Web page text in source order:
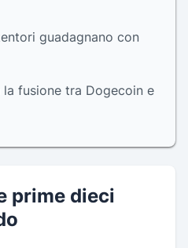
guadagnano con
fusione tra Dogecoin e
prime dieci